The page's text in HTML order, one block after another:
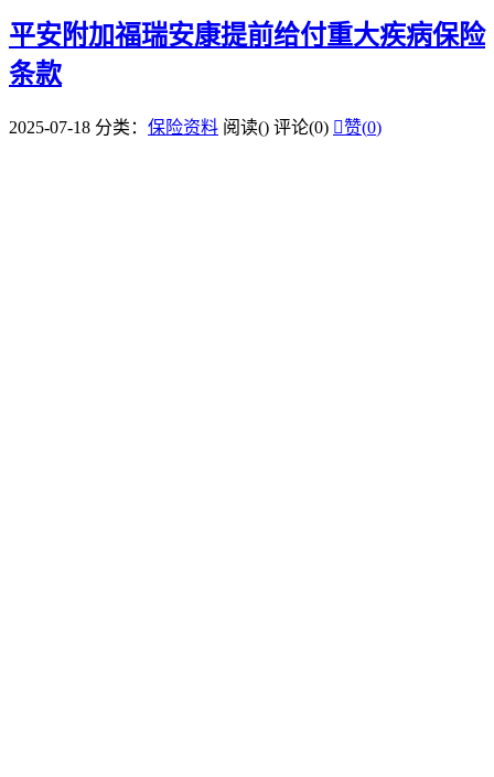
平安附加福瑞安康提前给付重大疾病保险
条款
2025-07-18 分类： 保险资料 阅读() 评论(0) 赞(0)